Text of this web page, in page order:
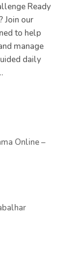
Ready
Join our
to help
manage
daily
Online –